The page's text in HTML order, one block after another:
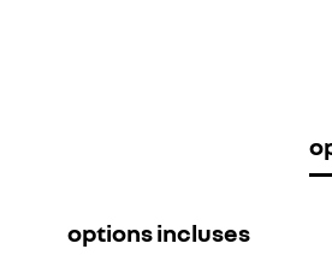
options incluses